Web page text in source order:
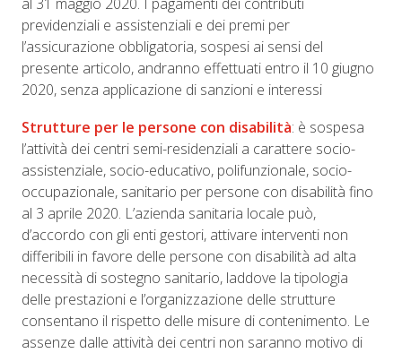
previdenziali e assistenziali e dei premi per
l’assicurazione obbligatoria, sospesi ai sensi del
presente articolo, andranno effettuati entro il 10 giugno
2020, senza applicazione di sanzioni e interessi
Strutture per le persone con disabilità: è sospesa
l’attività dei centri semi-residenziali a carattere socio-
assistenziale, socio-educativo, polifunzionale, socio-
occupazionale, sanitario per persone con disabilità fino
al 3 aprile 2020. L’azienda sanitaria locale può,
d’accordo con gli enti gestori, attivare interventi non
differibili in favore delle persone con disabilità ad alta
necessità di sostegno sanitario, laddove la tipologia
delle prestazioni e l’organizzazione delle strutture
consentano il rispetto delle misure di contenimento. Le
assenze dalle attività dei centri non saranno motivo di